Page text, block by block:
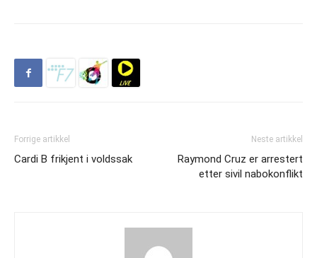
Forrige artikkel
Cardi B frikjent i voldssak
Neste artikkel
Raymond Cruz er arrestert
etter sivil nabokonflikt